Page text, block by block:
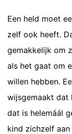
Een held moet
zelf ook heeft.
gemakkelijk om
als het gaat om
willen hebben.
wijsgemaakt dat
dat is helemáál
kind zichzelf